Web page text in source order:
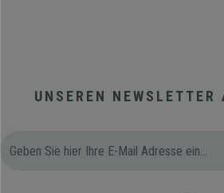
UNSEREN NEWSLETTER